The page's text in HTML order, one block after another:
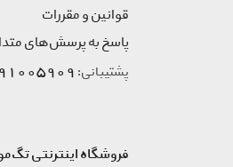
قوانین و مقررات
پاسخ به پرسش‌های
پشتیبانی: 91005909-021
فروشگاه اینترنتی